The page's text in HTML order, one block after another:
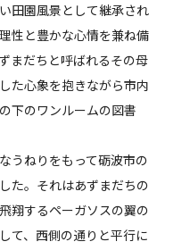
田園風景として継承され
性と豊かな心情を兼ね備
まだちと呼ばれるその母
た心象を抱きながら市内
下のワンルームの図書
うねりをもって砺波市の
た。それはあずまだちの
翔するペーガソスの翼の
て、西側の通りと平行に